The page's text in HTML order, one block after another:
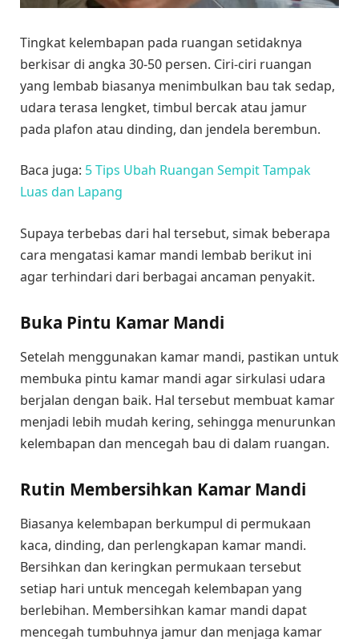
Tingkat kelembapan pada ruangan setidaknya
berkisar di angka 30-50 persen. Ciri-ciri ruangan
yang lembab biasanya menimbulkan bau tak sedap,
udara terasa lengket, timbul bercak atau jamur
pada plafon atau dinding, dan jendela berembun.
Baca juga: 5 Tips Ubah Ruangan Sempit Tampak
Luas dan Lapang
Supaya terbebas dari hal tersebut, simak beberapa
cara mengatasi kamar mandi lembab berikut ini
agar terhindari dari berbagai ancaman penyakit.
Buka Pintu Kamar Mandi
Setelah menggunakan kamar mandi, pastikan untuk
membuka pintu kamar mandi agar sirkulasi udara
berjalan dengan baik. Hal tersebut membuat kamar
menjadi lebih mudah kering, sehingga menurunkan
kelembapan dan mencegah bau di dalam ruangan.
Rutin Membersihkan Kamar Mandi
Biasanya kelembapan berkumpul di permukaan
kaca, dinding, dan perlengkapan kamar mandi.
Bersihkan dan keringkan permukaan tersebut
setiap hari untuk mencegah kelembapan yang
berlebihan. Membersihkan kamar mandi dapat
mencegah tumbuhnya jamur dan menjaga kamar